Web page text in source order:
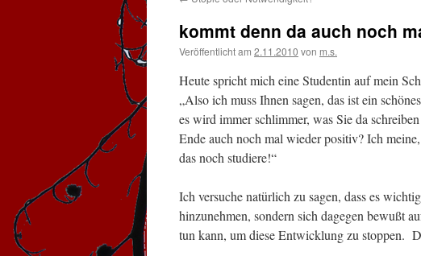
kommt denn da auch noch
Veröffentlicht am 2.11.2010 von m.s.
Heute spricht mich eine Studentin auf mein
„Also ich muss Ihnen sagen, das ist ein
es wird immer schlimmer, was Sie da
Ende auch noch mal wieder positiv? Ich
das noch studiere!“
Ich versuche natürlich zu sagen, dass es
hinzunehmen, sondern sich dagegen bewußt
tun kann, um diese Entwicklung zu stoppen.